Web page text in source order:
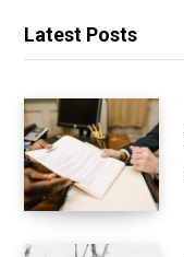
Latest Posts